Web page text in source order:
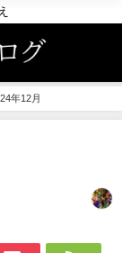
年12月